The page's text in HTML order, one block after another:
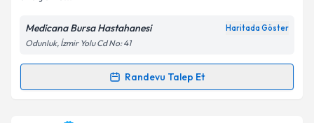
Kişisel verilerimin işlenmesine ilişkin
Metni'ni okudum ve kişisel verilerimin belirtilen
kapsamda işlenmesini kabul ediyorum.
Medicana Bursa Hastahanesi Haritada Göster
Odunluk, İzmir Yolu Cd No: 41
Randevu Talep Et
Randevu Takvimi Talebi